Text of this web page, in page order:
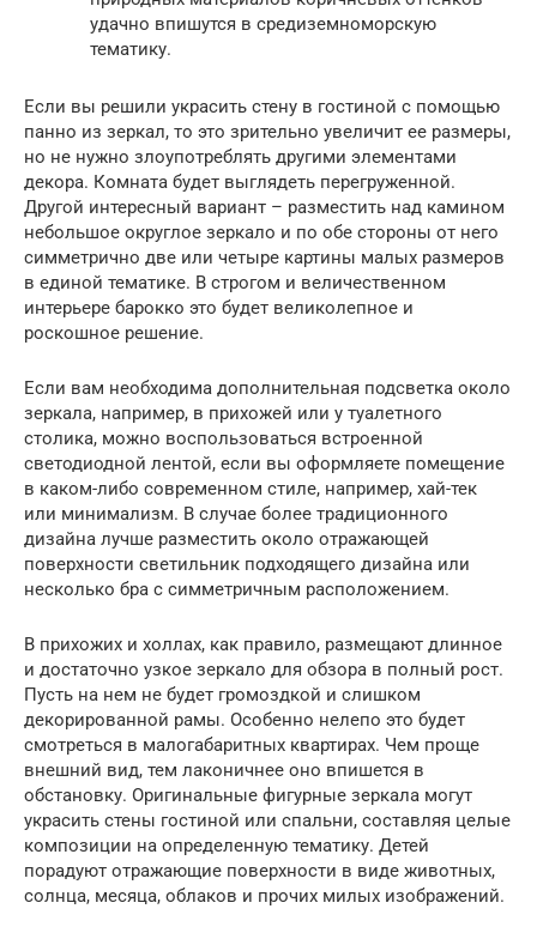
удачно впишутся в средиземноморскую
тематику.
Если вы решили украсить стену в гостиной с помощью
панно из зеркал, то это зрительно увеличит ее размеры,
но не нужно злоупотреблять другими элементами
декора. Комната будет выглядеть перегруженной.
Другой интересный вариант – разместить над камином
небольшое округлое зеркало и по обе стороны от него
симметрично две или четыре картины малых размеров
в единой тематике. В строгом и величественном
интерьере барокко это будет великолепное и
роскошное решение.
Если вам необходима дополнительная подсветка около
зеркала, например, в прихожей или у туалетного
столика, можно воспользоваться встроенной
светодиодной лентой, если вы оформляете помещение
в каком-либо современном стиле, например, хай-тек
или минимализм. В случае более традиционного
дизайна лучше разместить около отражающей
поверхности светильник подходящего дизайна или
несколько бра с симметричным расположением.
В прихожих и холлах, как правило, размещают длинное
и достаточно узкое зеркало для обзора в полный рост.
Пусть на нем не будет громоздкой и слишком
декорированной рамы. Особенно нелепо это будет
смотреться в малогабаритных квартирах. Чем проще
внешний вид, тем лаконичнее оно впишется в
обстановку. Оригинальные фигурные зеркала могут
украсить стены гостиной или спальни, составляя целые
композиции на определенную тематику. Детей
порадуют отражающие поверхности в виде животных,
солнца, месяца, облаков и прочих милых изображений.